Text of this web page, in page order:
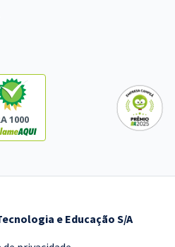
1000
e Educação S/A